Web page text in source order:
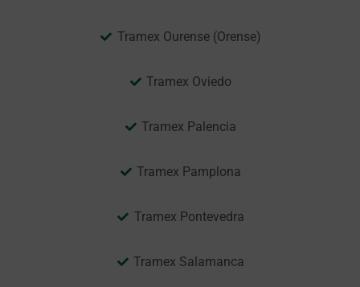
Tramex Ourense (Orense)
Tramex Oviedo
Tramex Palencia
Tramex Pamplona
Tramex Pontevedra
Tramex Salamanca